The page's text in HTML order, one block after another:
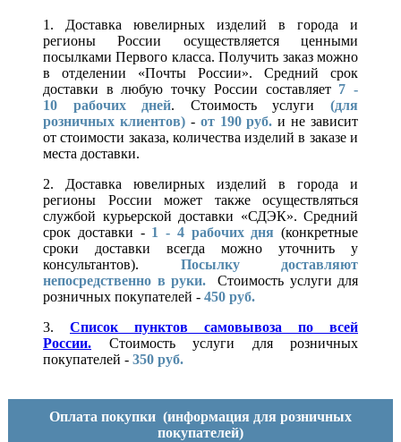
1. Доставка ювелирных изделий в города и
регионы России осуществляется ценными
посылками Первого класса. Получить заказ можно
в отделении «Почты России». Средний срок
доставки в любую точку России составляет 7 -
10 рабочих дней. Стоимость услуги(для
розничных клиентов)- от 190 руб. и не зависит
от стоимости заказа, количества изделий в заказе и
места доставки.
2. Доставка ювелирных изделий в города и
регионы России может также осуществляться
службой курьерской доставки «СДЭК». Средний
срок доставки - 1 - 4 рабочих дня (конкретные
сроки доставки всегда можно уточнить у
консультантов). Посылку доставляют
непосредственно в руки.
Стоимость услуги для
розничных покупателей - 450 руб.
3. Список пунктов самовывоза по всей
России.
Стоимость услуги для розничных
покупателей - 350 руб.
Оплата покупки (информация для розничных
покупателей)